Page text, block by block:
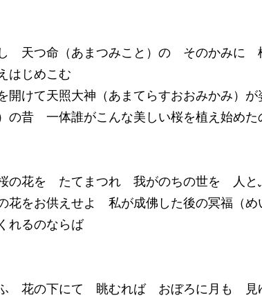
天つ命（あまつみこと）の そのかみに
じめこむ
開けて天照大神（あまてらすおおみかみ）
）の昔 一体誰がこんな美しい桜を植え始めた
の花を たてまつれ 我がのちの世を 人と
花をお供えせよ 私が成佛した後の冥福（
れるのならば
花の下にて 眺むれば おぼろに月も 見